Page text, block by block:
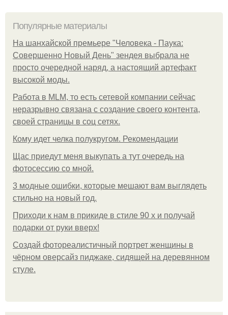
Популярные материалы
На шанхайской премьере "Человека - Паука:
Совершенно Новый День" зендея выбрала не
просто очередной наряд, а настоящий артефакт
высокой моды.
Работа в MLM, то есть сетевой компании сейчас
неразрывно связана с создание своего контента,
своей страницы в соц сетях.
Кому идет челка полукругом. Рекомендации
Щас приедут меня выкупать а тут очередь на
фотосессию со мной.
3 модные ошибки, которые мешают вам выглядеть
стильно на новый год.
Приходи к нам в прикиде в стиле 90 х и получай
подарки от руки вверх!
Создай фотореалистичный портрет женщины в
чёрном оверсайз пиджаке, сидящей на деревянном
стуле.